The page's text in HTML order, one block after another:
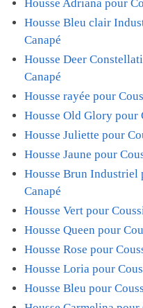
Housse Adriana pour
Housse Bleu clair
Canapé
Housse Deer
Canapé
Housse rayée pour
Housse Old Glory pour
Housse Juliette pour
Housse Jaune pour
Housse Brun Industriel
Canapé
Housse Vert pour
Housse Queen pour
Housse Rose pour
Housse Loria pour
Housse Bleu pour